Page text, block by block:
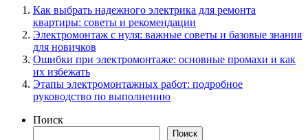
Как выбрать надежного электрика для ремонта
квартиры: советы и рекомендации
Электромонтаж с нуля: важные советы и базовые знания
для новичков
Ошибки при электромонтаже: основные промахи и как
их избежать
Этапы электромонтажных работ: подробное
руководство по выполнению
Поиск
Поиск